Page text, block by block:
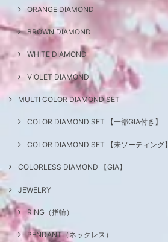
ORANGE DIAMOND
BROWN DIAMOND
WHITE DIAMOND
VIOLET DIAMOND
MULTI COLOR DIAMOND SET
COLOR DIAMOND SET 【一部GIA付き】
COLOR DIAMOND SET 【未ソーティング】
COLORLESS DIAMOND 【GIA】
JEWELRY
RING（指輪）
PENDANT（ネックレス）